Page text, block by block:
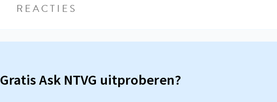
REACTIES
Gratis Ask NTVG uitproberen?